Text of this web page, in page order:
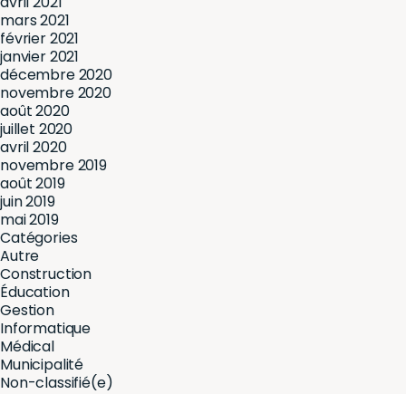
mars 2021
février 2021
janvier 2021
décembre 2020
novembre 2020
août 2020
juillet 2020
avril 2020
novembre 2019
août 2019
juin 2019
mai 2019
Catégories
Autre
Construction
Éducation
Gestion
Informatique
Médical
Municipalité
Non-classifié(e)